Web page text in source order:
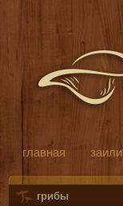
главная
грибы